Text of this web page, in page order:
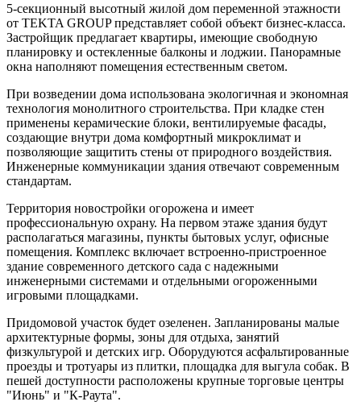
5-секционный высотный жилой дом переменной этажности
от TEKTA GROUP представляет собой объект бизнес-класса.
Застройщик предлагает квартиры, имеющие свободную
планировку и остекленные балконы и лоджии. Панорамные
окна наполняют помещения естественным светом.
При возведении дома использована экологичная и экономная
технология монолитного строительства. При кладке стен
применены керамические блоки, вентилируемые фасады,
создающие внутри дома комфортный микроклимат и
позволяющие защитить стены от природного воздействия.
Инженерные коммуникации здания отвечают современным
стандартам.
Территория новостройки огорожена и имеет
профессиональную охрану. На первом этаже здания будут
располагаться магазины, пункты бытовых услуг, офисные
помещения. Комплекс включает встроенно-пристроенное
здание современного детского сада с надежными
инженерными системами и отдельными огороженными
игровыми площадками.
Придомовой участок будет озеленен. Запланированы малые
архитектурные формы, зоны для отдыха, занятий
физкультурой и детских игр. Оборудуются асфальтированные
проезды и тротуары из плитки, площадка для выгула собак. В
пешей доступности расположены крупные торговые центры
"Июнь" и "К-Раута".